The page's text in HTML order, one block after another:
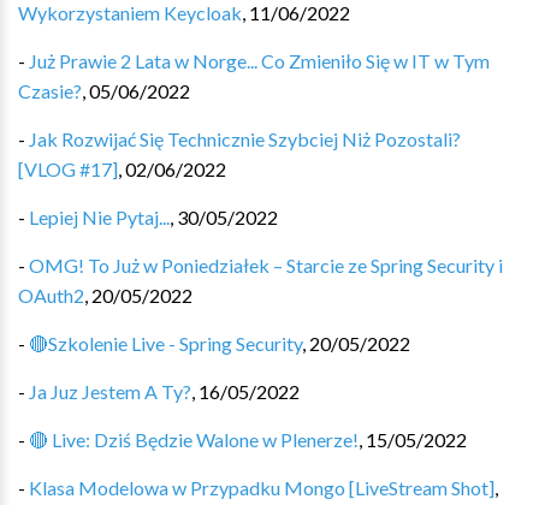
Wykorzystaniem Keycloak, 11/06/2022
- Już Prawie 2 Lata w Norge... Co Zmieniło Się w IT w Tym
Czasie?,05/06/2022
- Jak Rozwijać Się Technicznie Szybciej Niż Pozostali?
[VLOG #17],02/06/2022
- Lepiej Nie Pytaj..., 30/05/2022
- OMG! To Już w Poniedziałek – Starcie ze Spring Security i
OAuth2, 20/05/2022
- 🔴Szkolenie Live - Spring Security, 20/05/2022
- Ja Juz Jestem A Ty?, 16/05/2022
- 🔴 Live: Dziś Będzie Walone w Plenerze!, 15/05/2022
- Klasa Modelowa w Przypadku Mongo [LiveStream Shot],